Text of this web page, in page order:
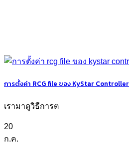
การตั้งค่า RCG file ของ KyStar Controller
เรามาดูวิธีการต
20
ก.ค.